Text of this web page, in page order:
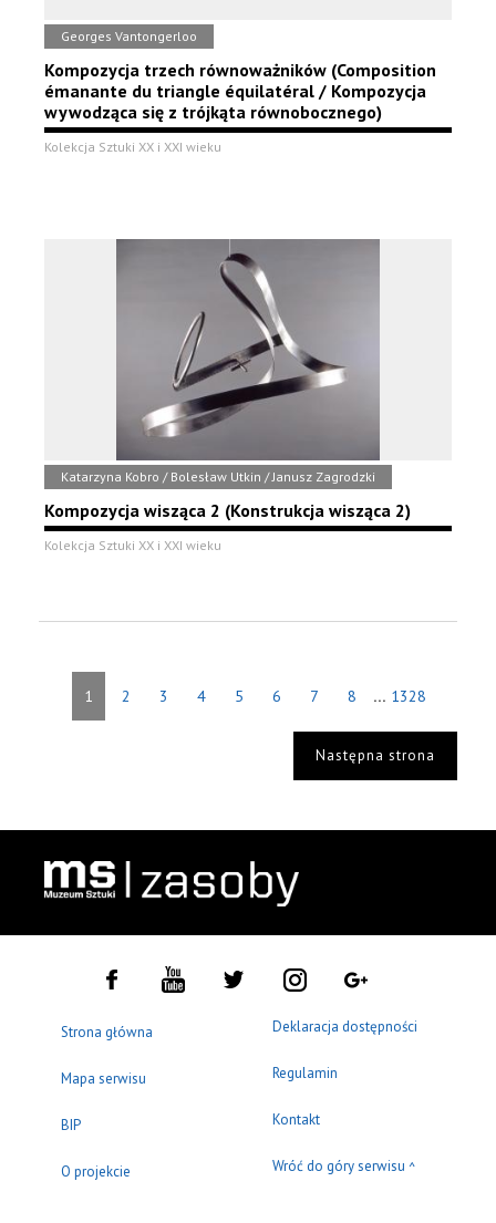
Georges Vantongerloo
Kompozycja trzech równoważników (Composition
émanante du triangle équilatéral / Kompozycja
wywodząca się z trójkąta równobocznego)
Kolekcja Sztuki XX i XXI wieku
Katarzyna Kobro / Bolesław Utkin / Janusz Zagrodzki
Kompozycja wisząca 2 (Konstrukcja wisząca 2)
Kolekcja Sztuki XX i XXI wieku
1 2 3 4 5 6 7 8 ... 1328
Następna strona
Strona główna
Mapa serwisu
BIP
O projekcie
Deklaracja dostępności
Regulamin
Kontakt
Wróć do góry serwisu ^